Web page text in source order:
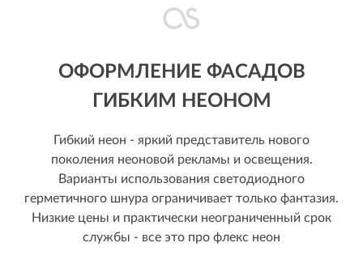
ОФОРМЛЕНИЕ ФАСАДОВ
ГИБКИМ НЕОНОМ
Гибкий неон - яркий представитель нового
поколения неоновой рекламы и освещения.
Варианты использования светодиодного
герметичного шнура ограничивает только фантазия.
Низкие цены и практически неограниченный срок
службы - все это про флекс неон